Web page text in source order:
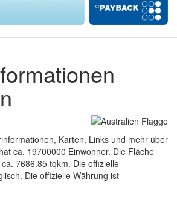
Karten, Links und mehr über
ca. 19700000 Einwohner. Die Fläche
7686.85 tqkm. Die offizielle
Die offizielle Währung ist